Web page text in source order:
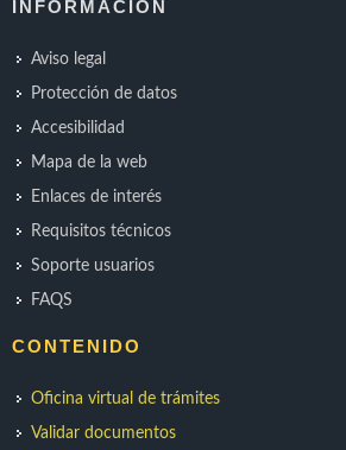
INFORMACIÓN
Aviso legal
Protección de datos
Accesibilidad
Mapa de la web
Enlaces de interés
Requisitos técnicos
Soporte usuarios
FAQS
CONTENIDO
Oficina virtual de trámites
Validar documentos